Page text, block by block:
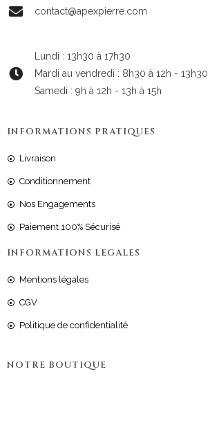
contact@apexpierre.com
Lundi : 13h30 à 17h30
Mardi au vendredi : 8h30 à 12h - 13h30
Samedi : 9h à 12h - 13h à 15h
INFORMATIONS PRATIQUES
Livraison
Conditionnement
Nos Engagements
Paiement 100% Sécurisé
INFORMATIONS LEGALES
Mentions légales
CGV
Politique de confidentialité
NOTRE BOUTIQUE